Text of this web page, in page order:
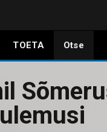
TOETA Otse